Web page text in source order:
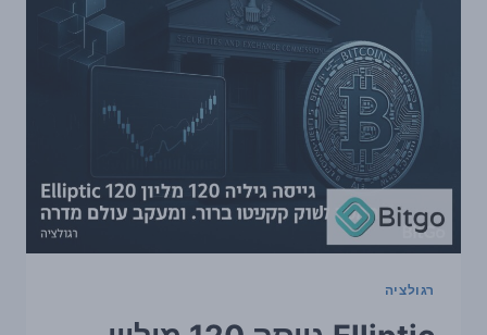
NASDAQ
DEUTSCHE
BANK
מחדדת
את
כיוון
שוק
הציות
בקריפטו
רגולציה